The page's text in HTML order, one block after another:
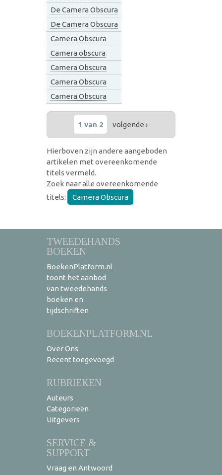
De Camera Obscura
De Camera Obscura
Camera Obscura
Camera obscura
Camera Obscura
Camera Obscura
Camera Obscura
1 van 2 volgende ›
Hierboven zijn andere aangeboden
artikelen met overeenkomende
titels vermeld.
Zoek naar alle overeenkomende
titels:
Camera Obscura
TWEEDEHANDS
BOEKEN
BoekenPlatform.nl
toont het aanbod
van tweedehands
boeken en
tijdschriften
BOEKENPLATFORM.NL
Over Ons
Recent toegevoegd
RUBRIEKEN
Auteurs
Categorieën
Uitgevers
SERVICE &
SUPPORT
Vraag en Antwoord